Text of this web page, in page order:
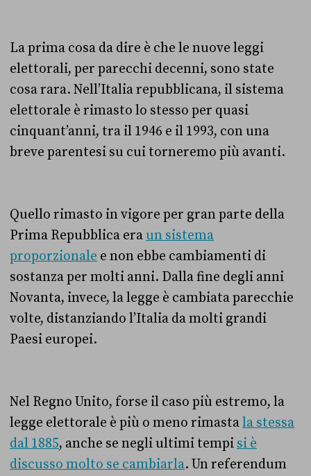
La prima cosa da dire è che le nuove leggi
elettorali, per parecchi decenni, sono state
cosa rara. Nell’Italia repubblicana, il sistema
elettorale è rimasto lo stesso per quasi
cinquant’anni, tra il 1946 e il 1993, con una
breve parentesi su cui torneremo più avanti.
Quello rimasto in vigore per gran parte della
Prima Repubblica eraun sistema
proporzionale e non ebbe cambiamenti di
sostanza per molti anni. Dalla fine degli anni
Novanta, invece, la legge è cambiata parecchie
volte, distanziando l’Italia da molti grandi
Paesi europei.
Nel Regno Unito, forse il caso più estremo, la
legge elettorale è più o meno rimastala stessa
dal 1885, anche se negli ultimi tempi si è
discusso molto se cambiarla. Un referendum